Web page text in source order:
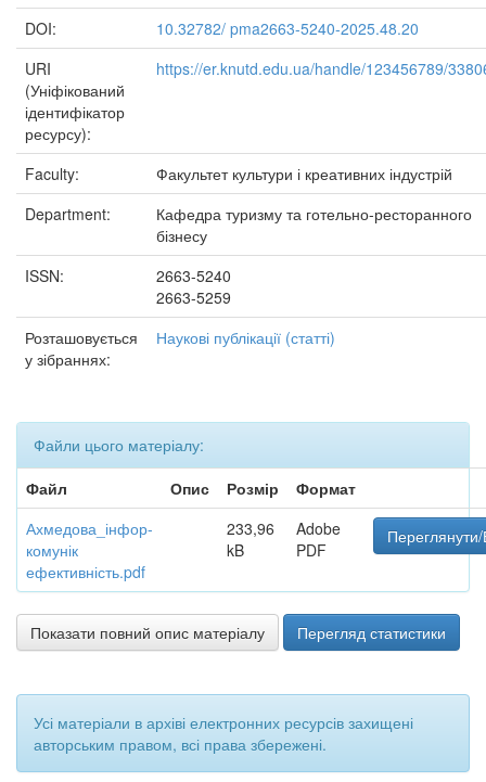
DOI:
10.32782/ pma2663-5240-2025.48.20
URI
(Уніфікований
ідентифікатор
ресурсу):
https://er.knutd.edu.ua/handle/123456789/
Faculty:
Факультет культури і креативних індустрій
Department:
Кафедра туризму та готельно-ресторанного
бізнесу
ISSN:
2663-5240
2663-5259
Розташовується
у зібраннях:
Наукові публікації (статті)
Файли цього матеріалу:
Файл
Опис Розмір
Формат
Ахмедова_інфор-
комунік
ефективність.pdf
233,96
kB
Adobe
PDF
Переглянути/
Показати повний опис матеріалу Перегляд статистики
Усі матеріали в архіві електронних ресурсів захищені
авторським правом, всі права збережені.